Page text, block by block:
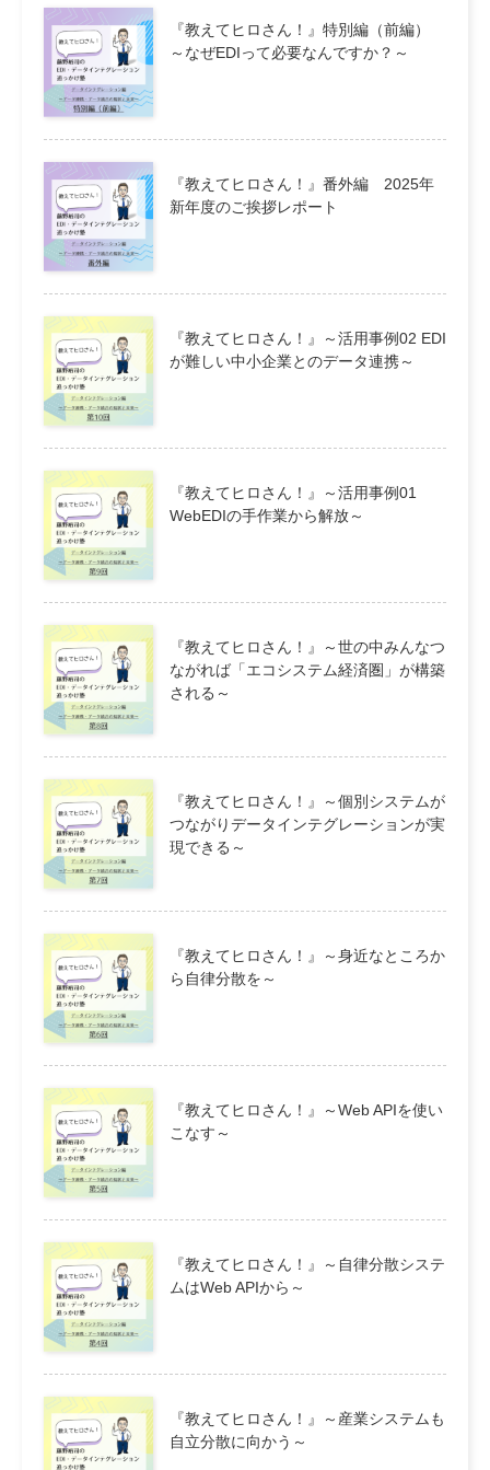
『教えてヒロさん！』特別編（前編）
～なぜEDIって必要なんですか？～
『教えてヒロさん！』番外編 2025年
新年度のご挨拶レポート
『教えてヒロさん！』～活用事例02 EDI
が難しい中小企業とのデータ連携～
『教えてヒロさん！』～活用事例01
WebEDIの手作業から解放～
『教えてヒロさん！』～世の中みんなつ
ながれば「エコシステム経済圏」が構築
される～
『教えてヒロさん！』～個別システムが
つながりデータインテグレーションが実
現できる～
『教えてヒロさん！』～身近なところか
ら自律分散を～
『教えてヒロさん！』～Web APIを使い
こなす～
『教えてヒロさん！』～自律分散システ
ムはWeb APIから～
『教えてヒロさん！』～産業システムも
自立分散に向かう～